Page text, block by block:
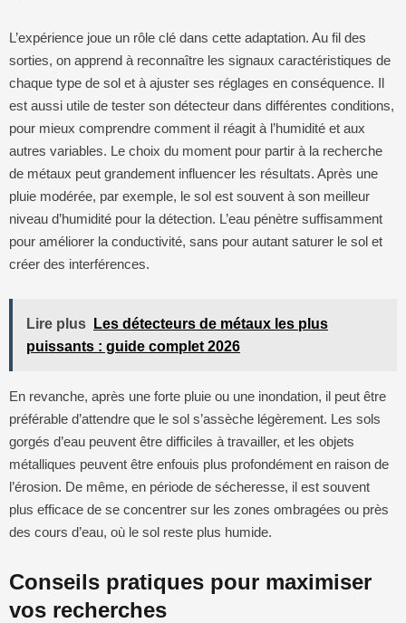
L’expérience joue un rôle clé dans cette adaptation. Au fil des
sorties, on apprend à reconnaître les signaux caractéristiques de
chaque type de sol et à ajuster ses réglages en conséquence. Il
est aussi utile de tester son détecteur dans différentes conditions,
pour mieux comprendre comment il réagit à l’humidité et aux
autres variables. Le choix du moment pour partir à la recherche
de métaux peut grandement influencer les résultats. Après une
pluie modérée, par exemple, le sol est souvent à son meilleur
niveau d’humidité pour la détection. L’eau pénètre suffisamment
pour améliorer la conductivité, sans pour autant saturer le sol et
créer des interférences.
Lire plus
Les détecteurs de métaux les plus
puissants : guide complet 2026
En revanche, après une forte pluie ou une inondation, il peut être
préférable d’attendre que le sol s’assèche légèrement. Les sols
gorgés d’eau peuvent être difficiles à travailler, et les objets
métalliques peuvent être enfouis plus profondément en raison de
l’érosion. De même, en période de sécheresse, il est souvent
plus efficace de se concentrer sur les zones ombragées ou près
des cours d’eau, où le sol reste plus humide.
Conseils pratiques pour maximiser
vos recherches